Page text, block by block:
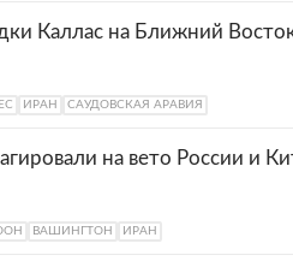
Каллас на Ближний
ЕС ИРАН САУДОВСКАЯ АРАВИЯ
на вето России и
ВАШИНГТОН ИРАН